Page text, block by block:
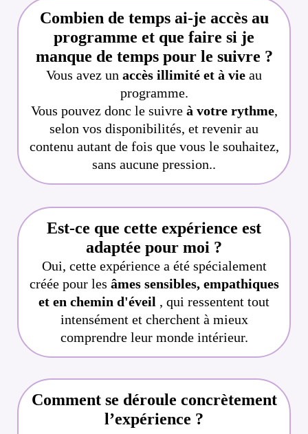
Comment se déroule concrètement
l’expérience ?
Est-ce que cette expérience est
adaptée pour moi ?
Oui, cette expérience a été spécialement
créée pour les âmes sensibles, empathiques
et en chemin d'éveil , qui ressentent tout
intensément et cherchent à mieux
comprendre leur monde intérieur.
Combien de temps ai-je accès au
programme et que faire si je
manque de temps pour le suivre ?
Vous avez un accès illimité et à vie au
programme.
Vous pouvez donc le suivre à votre rythme,
selon vos disponibilités, et revenir au
contenu autant de fois que vous le souhaitez,
sans aucune pression..